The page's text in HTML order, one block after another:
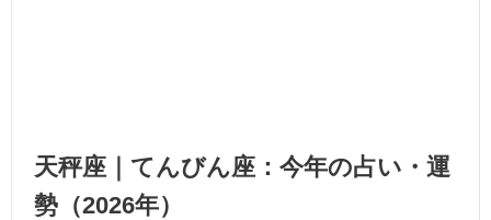
天秤座｜てんびん座：今年の占い・運
勢（2026年）